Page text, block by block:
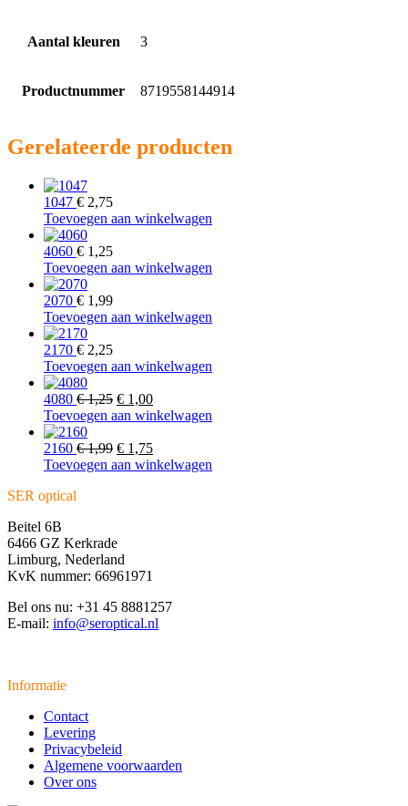
Aantal kleuren 3
Productnummer 8719558144914
Gerelateerde producten
1047 € 2,75
Toevoegen aan winkelwagen
4060 € 1,25
Toevoegen aan winkelwagen
2070 € 1,99
Toevoegen aan winkelwagen
2170 € 2,25
Toevoegen aan winkelwagen
4080 €1,25 Oorspronkelijke
prijs
€ 1,25.
€ 1,00Huidige
prijs
€ 1,00.
Toevoegen aan winkelwagen
2160 €1,99 Oorspronkelijke
prijs
€ 1,75Huidige
prijs
Toevoegen aan winkelwagen
SER optical
Beitel 6B
6466 GZ Kerkrade
Limburg, Nederland
KvK nummer: 66961971
Bel ons nu: +31 45 8881257
E-mail: info@seroptical.nl
Informatie
Contact
Levering
Privacybeleid
Algemene voorwaarden
Over ons